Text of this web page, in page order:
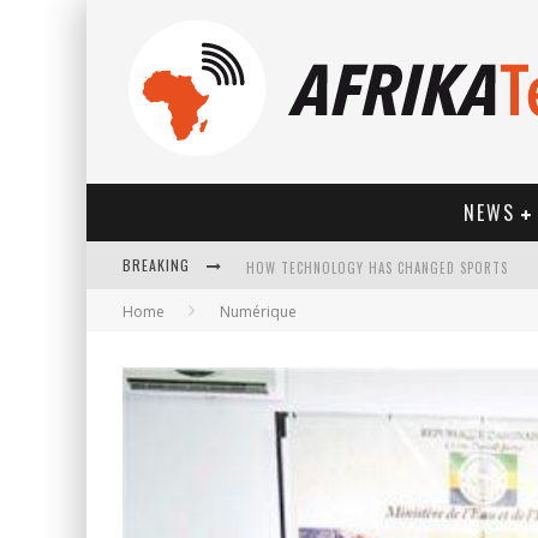
NEWS
BREAKING HOW TECHNOLOGY HAS CHANGED SPORTS
Home Numérique